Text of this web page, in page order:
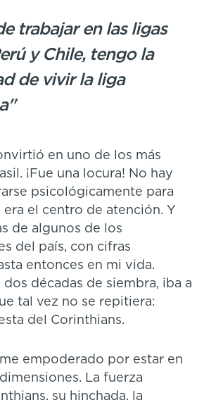
trabajar en las ligas
y Chile, tengo la
de vivir la liga
en uno de los más
¡Fue una locura! No hay
psicológicamente para
era el centro de atención. Y
de algunos de los
del país, con cifras
entonces en mi vida.
dos décadas de siembra, iba a
tal vez no se repitiera:
del Corinthians.
empoderado por estar en
La fuerza
su hinchada, la